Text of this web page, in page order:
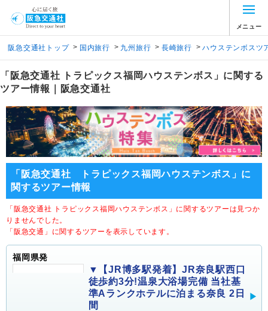
メニュー
阪急交通社トップ > 国内旅行 > 九州旅行 > 長崎旅行 > ハウステンボスツ
「阪急交通社 トラピックス福岡ハウステンボス」に関する
ツアー情報｜阪急交通社
「阪急交通社 トラピックス福岡ハウステンボス」に
関するツアー情報
「阪急交通社 トラピックス福岡ハウステンボス」に関するツアーは見つか
りませんでした。
「阪急交通」に関するツアーを表示しています。
福岡県発
▼【JR博多駅発着】JR奈良駅西口
徒歩約3分!温泉大浴場完備 当社基
準Aランクホテルに泊まる奈良 2日
間